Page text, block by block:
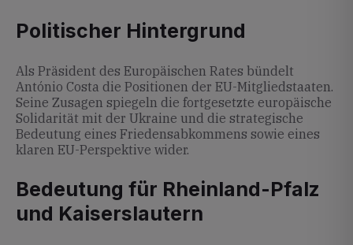
Politischer Hintergrund
Als Präsident des Europäischen Rates bündelt
António Costa die Positionen der EU-Mitgliedstaaten.
Seine Zusagen spiegeln die fortgesetzte europäische
Solidarität mit der Ukraine und die strategische
Bedeutung eines Friedensabkommens sowie eines
klaren EU-Perspektive wider.
Bedeutung für Rheinland-Pfalz
und Kaiserslautern